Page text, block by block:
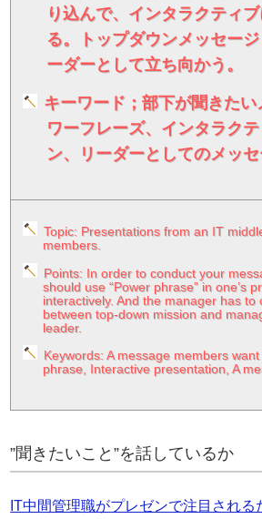
り込んで、インタラクティ
る。トップダウンメッセー
ーダーとして立ち向かう。
キーワード；部下が聞きた
ワーフレーズ、インタラク
ン、リーダーとしてのメッ
Topic: Presentations from an IT
members.
Points: In order to conduct your
should use “Power phrase” in one’s
interactively. And the manager has to
between top-down mission and
leader.
Keywords: A message members
phrase, Interactive presentation, A
”聞きたいこと”を話しているか
IT中間管理職がプレゼンで注目される